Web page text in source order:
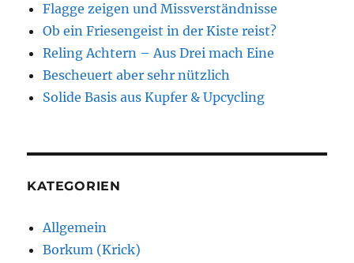
Flagge zeigen und Missverständnisse
Ob ein Friesengeist in der Kiste reist?
Reling Achtern – Aus Drei mach Eine
Bescheuert aber sehr nützlich
Solide Basis aus Kupfer & Upcycling
KATEGORIEN
Allgemein
Borkum (Krick)